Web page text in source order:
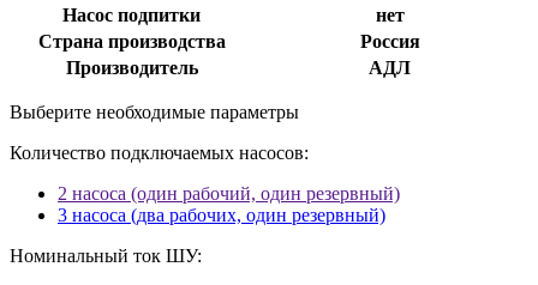
Насос подпитки
нет
Страна производства
Россия
Производитель
АДЛ
Выберите необходимые параметры
Количество подключаемых насосов:
2 насоса (один рабочий, один резервный)
3 насоса (два рабочих, один резервный)
Номинальный ток ШУ: